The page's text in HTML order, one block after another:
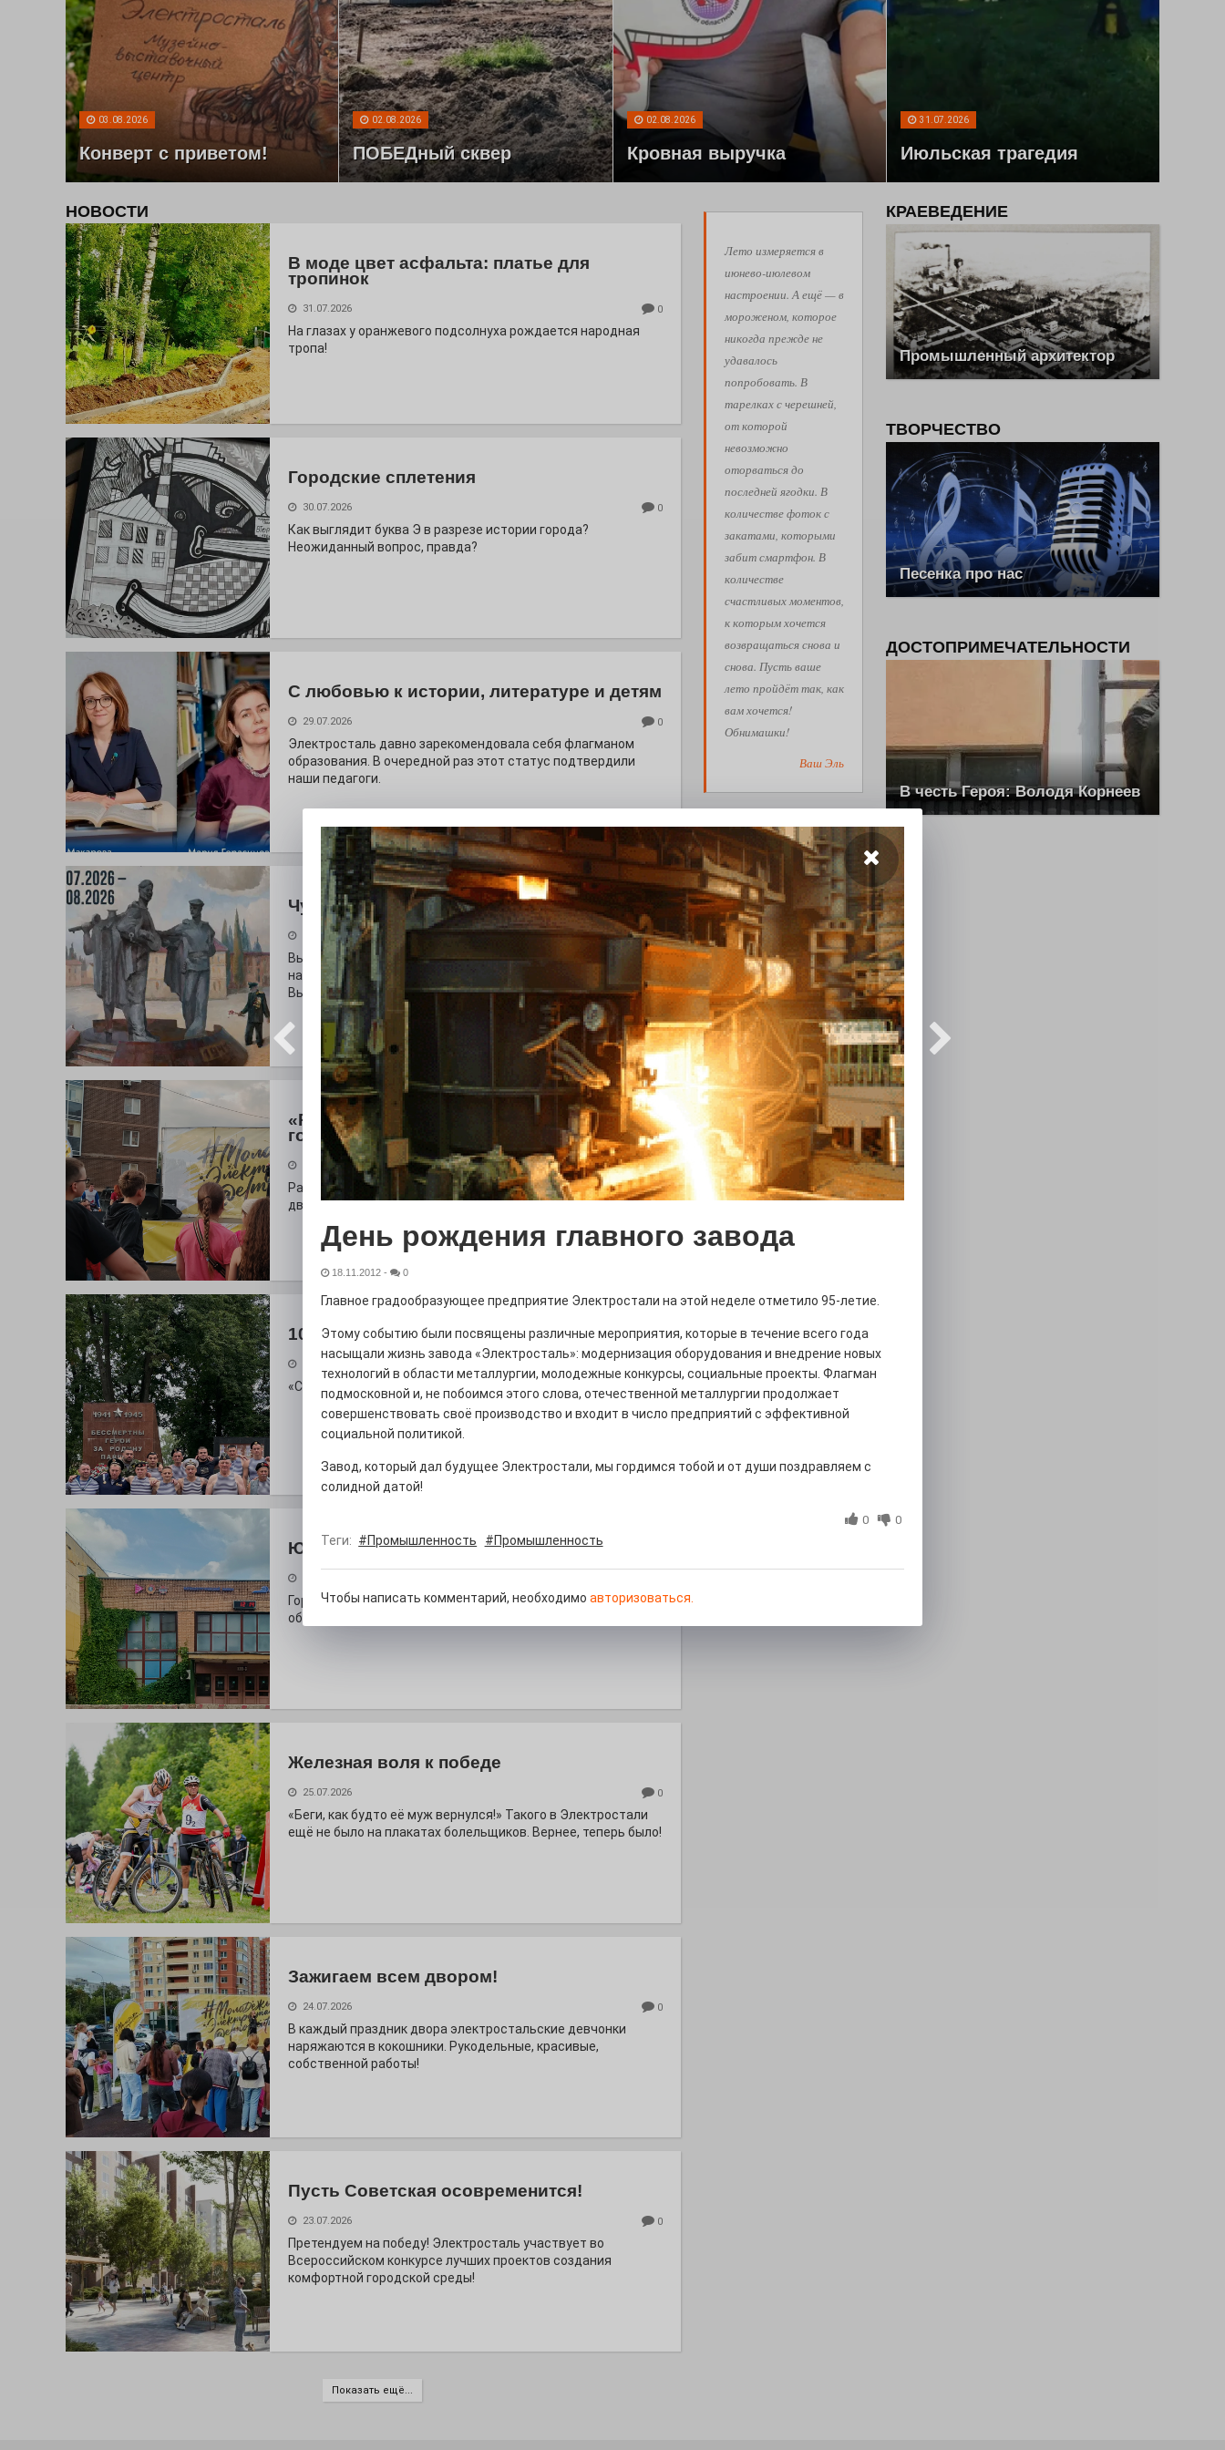
03.08.2026
Конверт с приветом!
02.08.2026
ПОБЕДный сквер
02.08.2026
Кровная выручка
31.07.2026
Июльская трагедия
Лето измеряется в
июнево-июлевом
настроении. А ещё — в
мороженом, которое
никогда прежде не
удавалось
попробовать. В
тарелках с черешней,
от которой
невозможно
оторваться до
последней ягодки. В
количестве фоток с
закатами, которыми
забит смартфон. В
количестве
счастливых моментов,
к которым хочется
возвращаться снова и
снова. Пусть ваше
лето пройдёт так, как
вам хочется!
Обнимашки!
Ваш Эль
поделиться
НОВОСТИ
В моде цвет асфальта: платье для
тропинок
31.07.2026 0
На глазах у оранжевого подсолнуха рождается народная
тропа!
Городские сплетения
30.07.2026 0
Как выглядит буква Э в разрезе истории города?
Неожиданный вопрос, правда?
С любовью к истории, литературе и детям
29.07.2026 0
Электросталь давно зарекомендовала себя флагманом
образования. В очередной раз этот статус подтвердили
наши педагоги.
Чувство Родины — одно на всех
28.07.2026 0
Выставка «Палитра героизма» — новый масштабный проект,
на который электростальцев приглашает к себе
Выставочный зал им. Олега Коняшина.
«Районы-кварталы» путешествуют по
городу
27.07.2026 0
Радость в квадрате! На этой неделе электростальцев
дважды порадует проект «Районы-кварталы».
100 футов под килем!
«С ними дядька Черномор»
Юбилейным курсом
Гордость за ордена! Заводская улица Горького меняет
облик.
Железная воля к победе
25.07.2026 0
«Беги, как будто её муж вернулся!» Такого в Электростали
ещё не было на плакатах болельщиков. Вернее, теперь было!
Зажигаем всем двором!
24.07.2026 0
В каждый праздник двора электростальские девчонки
наряжаются в кокошники. Рукодельные, красивые,
собственной работы!
Пусть Советская осовременится!
23.07.2026 0
Претендуем на победу! Электросталь участвует во
Всероссийском конкурсе лучших проектов создания
комфортной городской среды!
Показать ещё...
КРАЕВЕДЕНИЕ
Промышленный архитектор
ТВОРЧЕСТВО
Песенка про нас
ДОСТОПРИМЕЧАТЕЛЬНОСТИ
В честь Героя: Володя Корнеев
День рождения главного завода
18.11.2012 - 0
Главное градообразующее предприятие Электростали на этой неделе отметило 95-летие.
Этому событию были посвящены различные мероприятия, которые в течение всего года
насыщали жизнь завода «Электросталь»: модернизация оборудования и внедрение новых
технологий в области металлургии, молодежные конкурсы, социальные проекты. Флагман
подмосковной и, не побоимся этого слова, отечественной металлургии продолжает
совершенствовать своё производство и входит в число предприятий с эффективной
социальной политикой.
Завод, который дал будущее Электростали, мы гордимся тобой и от души поздравляем с
солидной датой!
0 0
Теги: #Промышленность #Промышленность
Чтобы написать комментарий, необходимо авторизоваться.